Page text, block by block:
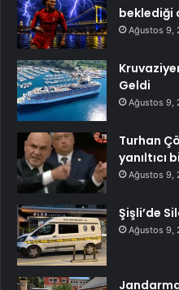
beklediği
Ağustos 9,
Geldi
Ağustos 9,
Turhan
yanıltıcı
Ağustos 9,
Şişli’de
Ağustos 9,